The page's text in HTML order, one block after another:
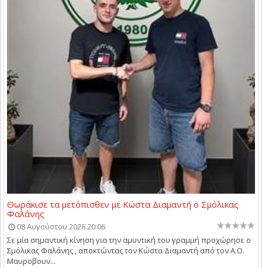
Θωράκισε τα μετόπισθεν με Κώστα Διαμαντή ο Σμόλικας
Φαλάνης
08 Αυγούστου 2026 20:06
Σε μία σημαντική κίνηση για την αμυντική του γραμμή προχώρησε ο
Σμόλικας Φαλάνης , αποκτώντας τον Κώστα Διαμαντή από τον Α.Ο.
Μαυροβουν...